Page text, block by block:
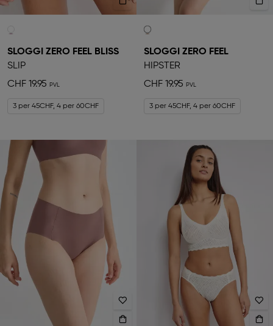
SLOGGI ZERO FEEL BLISS
SLIP
CHF 19.95
3 per 45CHF, 4 per 60CHF
SLOGGI ZERO FEEL
HIPSTER
CHF 19.95
3 per 45CHF, 4 per 60CHF